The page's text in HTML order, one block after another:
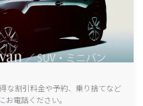
な割引料金や予約、乗り捨てなど
電話ください。